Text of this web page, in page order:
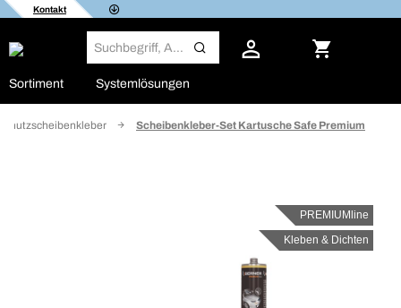
Kontakt
Sortiment Systemlösungen
Scheibenkleber-Set Kartusche Safe Premium
PREMIUMline
Kleben & Dichten